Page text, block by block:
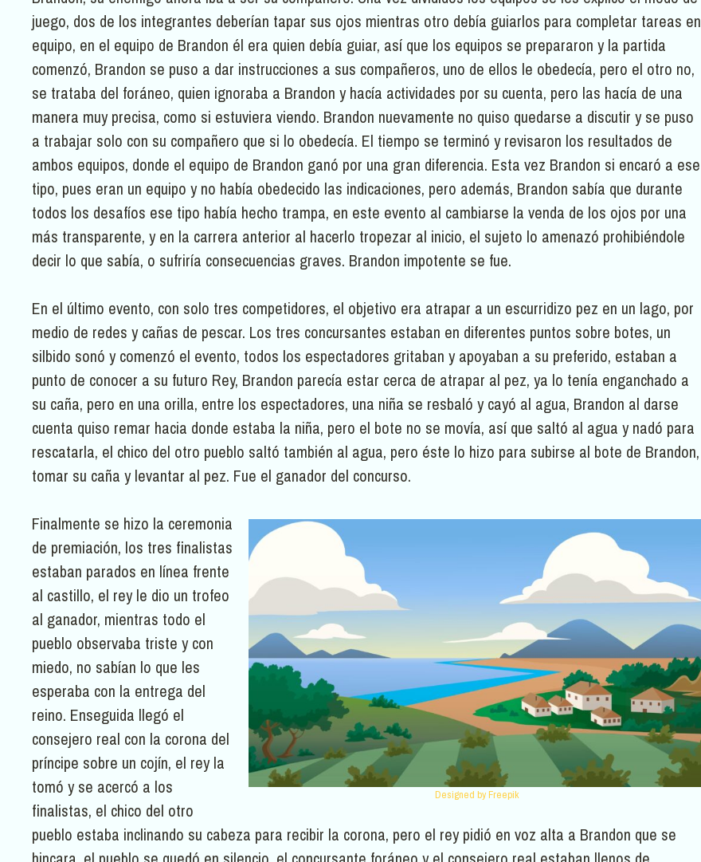
juego, dos de los integrantes deberían tapar sus ojos mientras otro debía guiarlos para completar tareas en
equipo, en el equipo de Brandon él era quien debía guiar, así que los equipos se prepararon y la partida
comenzó, Brandon se puso a dar instrucciones a sus compañeros, uno de ellos le obedecía, pero el otro no,
se trataba del foráneo, quien ignoraba a Brandon y hacía actividades por su cuenta, pero las hacía de una
manera muy precisa, como si estuviera viendo. Brandon nuevamente no quiso quedarse a discutir y se puso
a trabajar solo con su compañero que si lo obedecía. El tiempo se terminó y revisaron los resultados de
ambos equipos, donde el equipo de Brandon ganó por una gran diferencia. Esta vez Brandon si encaró a ese
tipo, pues eran un equipo y no había obedecido las indicaciones, pero además, Brandon sabía que durante
todos los desafíos ese tipo había hecho trampa, en este evento al cambiarse la venda de los ojos por una
más transparente, y en la carrera anterior al hacerlo tropezar al inicio, el sujeto lo amenazó prohibiéndole
decir lo que sabía, o sufriría consecuencias graves. Brandon impotente se fue.
En el último evento, con solo tres competidores, el objetivo era atrapar a un escurridizo pez en un lago, por
medio de redes y cañas de pescar. Los tres concursantes estaban en diferentes puntos sobre botes, un
silbido sonó y comenzó el evento, todos los espectadores gritaban y apoyaban a su preferido, estaban a
punto de conocer a su futuro Rey, Brandon parecía estar cerca de atrapar al pez, ya lo tenía enganchado a
su caña, pero en una orilla, entre los espectadores, una niña se resbaló y cayó al agua, Brandon al darse
cuenta quiso remar hacia donde estaba la niña, pero el bote no se movía, así que saltó al agua y nadó para
rescatarla, el chico del otro pueblo saltó también al agua, pero éste lo hizo para subirse al bote de Brandon,
tomar su caña y levantar al pez. Fue el ganador del concurso.
Designed by Freepik
Finalmente se hizo la ceremonia
de premiación, los tres finalistas
estaban parados en línea frente
al castillo, el rey le dio un trofeo
al ganador, mientras todo el
pueblo observaba triste y con
miedo, no sabían lo que les
esperaba con la entrega del
reino. Enseguida llegó el
consejero real con la corona del
príncipe sobre un cojín, el rey la
tomó y se acercó a los
finalistas, el chico del otro
pueblo estaba inclinando su cabeza para recibir la corona, pero el rey pidió en voz alta a Brandon que se